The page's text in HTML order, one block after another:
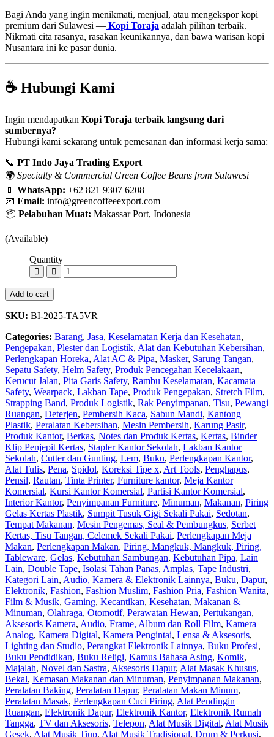
Bagi Anda yang ingin menikmati, menjual, atau mengekspor kopi
premium dari Sulawesi — Kopi Toraja adalah pilihan terbaik.
Nikmati cita rasanya, rasakan keunikannya, dan bawa warisan kopi
Nusantara ini ke pasar dunia.
☕ Hubungi Kami
Ingin mendapatkan Kopi Toraja terbaik langsung dari
sumbernya?
Hubungi kami sekarang untuk pemesanan dan informasi kerja sama:
📞 PT Indo Jaya Trading Export
🌍 Specialty & Commercial Green Coffee Beans from Sulawesi
📱 WhatsApp: +62 821 9307 6208
📧 Email: info@greencoffeeexport.com
📦 Pelabuhan Muat: Makassar Port, Indonesia
(Available)
Quantity
Add to cart
SKU: BI-2025-TA5VR
Categories: Barang, Jasa, Keselamatan Kerja dan Kesehatan,
Pengepakan, Plester dan Logistik, Alat dan Kebutuhan Kebersihan,
Perlengkapan Horeka, Alat AC & Pipa, Masker, Sarung Tangan,
Sepatu Safety, Helm Safety, Produk Pencegahan Kecelakaan,
Kerucut Jalan, Pita Garis Safety, Rambu Keselamatan, Kacamata
Safety, Wearpack, Lakban Tape, Produk Pengepakan, Stretch Film,
Strapping Band, Produk Logistik, Rak Penyimpanan, Tisu, Pewangi
Ruangan, Deterjen, Pembersih Kaca, Sabun Mandi, Kantong
Plastik, Peralatan Kebersihan, Mesin Pembersih, Karung Pasir,
Produk Kantor, Berkas, Notes dan Produk Kertas, Kertas, Binder
Klip Penjepit Kertas, Stapler Kantor Sekolah, Lakban Kantor
Sekolah, Cutter dan Gunting, Lem, Buku, Perlengkapan Kantor,
Alat Tulis, Pena, Spidol, Koreksi Tipe x, Art Tools, Penghapus,
Pensil, Rautan, Tinta Printer, Furniture kantor, Meja Kantor
Komersial, Kursi Kantor Komersial, Partisi Kantor Komersial,
Interior Kantor, Penyimpanan Furniture, Minuman, Makanan, Piring
Gelas Kertas Plastik, Sumpit Tusuk Gigi Sekali Pakai, Sedotan,
Tempat Makanan, Mesin Pengemas, Seal & Pembungkus, Serbet
Kertas, Tisu Tangan, Celemek Sekali Pakai, Perlengkapan Meja
Makan, Perlengkapan Makan, Piring, Mangkuk, Mangkuk, Piring,
Tableware, Gelas, Kebutuhan Sambungan, Kebutuhan Pipa, Lain
Lain, Double Tape, Isolasi Tahan Panas, Amplas, Tape Industri,
Kategori Lain, Audio, Kamera & Elektronik Lainnya, Buku, Dapur,
Elektronik, Fashion, Fashion Muslim, Fashion Pria, Fashion Wanita,
Film & Musik, Gaming, Kecantikan, Kesehatan, Makanan &
Minuman, Olahraga, Otomotif, Perawatan Hewan, Pertukangan,
Aksesoris Kamera, Audio, Frame, Album dan Roll Film, Kamera
Analog, Kamera Digital, Kamera Pengintai, Lensa & Aksesoris,
Lighting dan Studio, Perangkat Elektronik Lainnya, Buku Profesi,
Buku Pendidikan, Buku Religi, Kamus Bahasa Asing, Komik,
Majalah, Novel dan Sastra, Aksesoris Dapur, Alat Masak Khusus,
Bekal, Kemasan Makanan dan Minuman, Penyimpanan Makanan,
Peralatan Baking, Peralatan Dapur, Peralatan Makan Minum,
Peralatan Masak, Perlengkapan Cuci Piring, Alat Pendingin
Ruangan, Elektronik Dapur, Elektronik Kantor, Elektronik Rumah
Tangga, TV dan Aksesoris, Telepon, Alat Musik Digital, Alat Musik
Gesek, Alat Musik Tiup, Alat Musik Tradisional, Drum & Perkusi,